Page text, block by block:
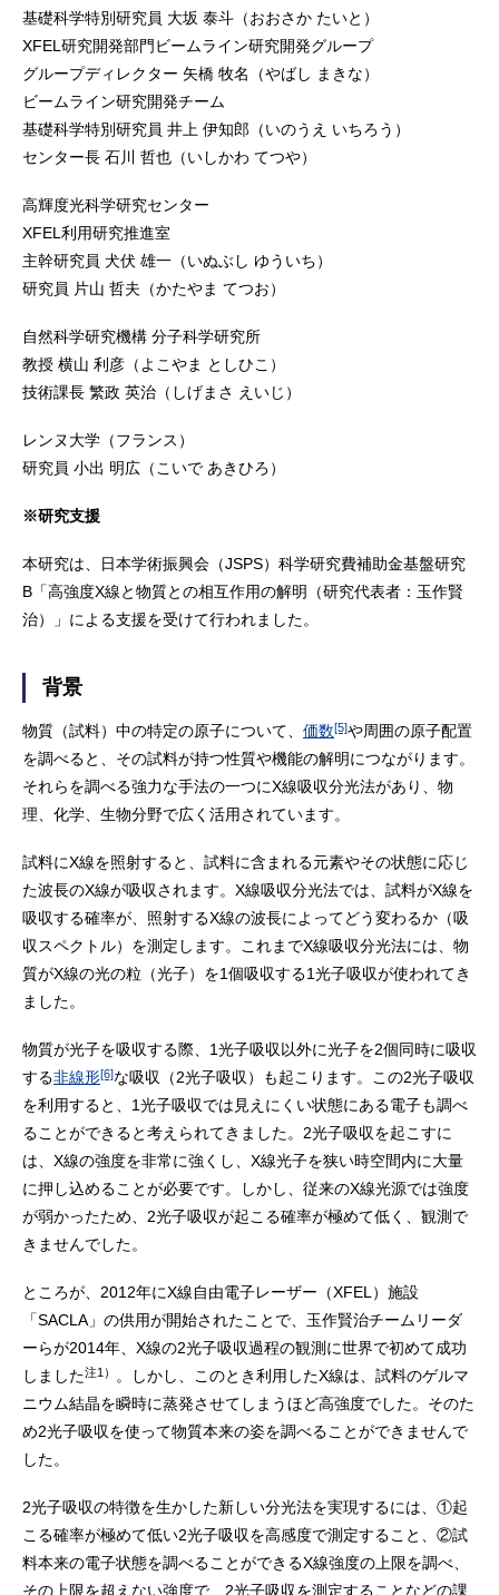
基礎科学特別研究員 大坂 泰斗（おおさか たいと）
XFEL研究開発部門ビームライン研究開発グループ
グループディレクター 矢橋 牧名（やばし まきな）
ビームライン研究開発チーム
基礎科学特別研究員 井上 伊知郎（いのうえ いちろう）
センター長 石川 哲也（いしかわ てつや）
高輝度光科学研究センター
XFEL利用研究推進室
主幹研究員 犬伏 雄一（いぬぶし ゆういち）
研究員 片山 哲夫（かたやま てつお）
自然科学研究機構 分子科学研究所
教授 横山 利彦（よこやま としひこ）
技術課長 繁政 英治（しげまさ えいじ）
レンヌ大学（フランス）
研究員 小出 明広（こいで あきひろ）
※研究支援
本研究は、日本学術振興会（JSPS）科学研究費補助金基盤研究
B「高強度X線と物質との相互作用の解明（研究代表者：玉作賢
治）」による支援を受けて行われました。
背景
物質（試料）中の特定の原子について、 価数[5]や周囲の原子配置
を調べると、その試料が持つ性質や機能の解明につながります。
それらを調べる強力な手法の一つにX線吸収分光法があり、物
理、化学、生物分野で広く活用されています。
試料にX線を照射すると、試料に含まれる元素やその状態に応じ
た波長のX線が吸収されます。X線吸収分光法では、試料がX線を
吸収する確率が、照射するX線の波長によってどう変わるか（吸
収スペクトル）を測定します。これまでX線吸収分光法には、物
質がX線の光の粒（光子）を1個吸収する1光子吸収が使われてき
ました。
物質が光子を吸収する際、1光子吸収以外に光子を2個同時に吸収
する非線形[6]な吸収（2光子吸収）も起こります。この2光子吸収
を利用すると、1光子吸収では見えにくい状態にある電子も調べ
ることができると考えられてきました。2光子吸収を起こすに
は、X線の強度を非常に強くし、X線光子を狭い時空間内に大量
に押し込めることが必要です。しかし、従来のX線光源では強度
が弱かったため、2光子吸収が起こる確率が極めて低く、観測で
きませんでした。
ところが、2012年にX線自由電子レーザー（XFEL）施設
「SACLA」の供用が開始されたことで、玉作賢治チームリーダ
ーらが2014年、X線の2光子吸収過程の観測に世界で初めて成功
しました注1）
。しかし、このとき利用したX線は、試料のゲルマ
ニウム結晶を瞬時に蒸発させてしまうほど高強度でした。そのた
め2光子吸収を使って物質本来の姿を調べることができませんで
した。
2光子吸収の特徴を生かした新しい分光法を実現するには、①起
こる確率が極めて低い2光子吸収を高感度で測定すること、②試
料本来の電子状態を調べることができるX線強度の上限を調べ、
その上限を超えない強度で、2光子吸収を測定することなどの課